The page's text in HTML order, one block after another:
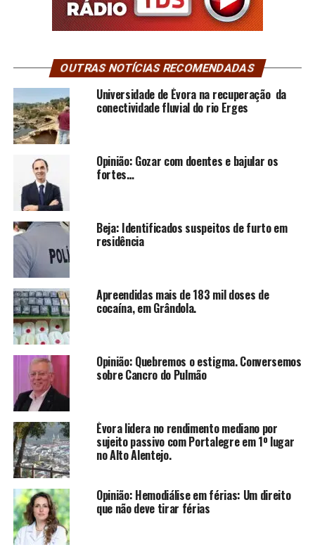
OUTRAS NOTÍCIAS RECOMENDADAS
Universidade de Évora na recuperação da
conectividade fluvial do rio Erges
Opinião: Gozar com doentes e bajular os
fortes…
Beja: Identificados suspeitos de furto em
residência
Apreendidas mais de 183 mil doses de
cocaína, em Grândola.
Opinião: Quebremos o estigma. Conversemos
sobre Cancro do Pulmão
Évora lidera no rendimento mediano por
sujeito passivo com Portalegre em 1º lugar
no Alto Alentejo.
Opinião: Hemodiálise em férias: Um direito
que não deve tirar férias